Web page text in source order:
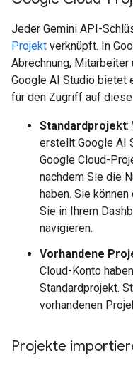
Jeder Gemini API-
Projekt verknüpft. In
Abrechnung,
Google AI Studio bietet
für den Zugriff auf
Standardprojekt:
erstellt Google AI
Google Cloud-
nachdem Sie die
haben. Sie
Sie in Ihrem
navigieren.
Vorhandene
Cloud-Konto
Standardprojekt.
vorhandenen
Projekte